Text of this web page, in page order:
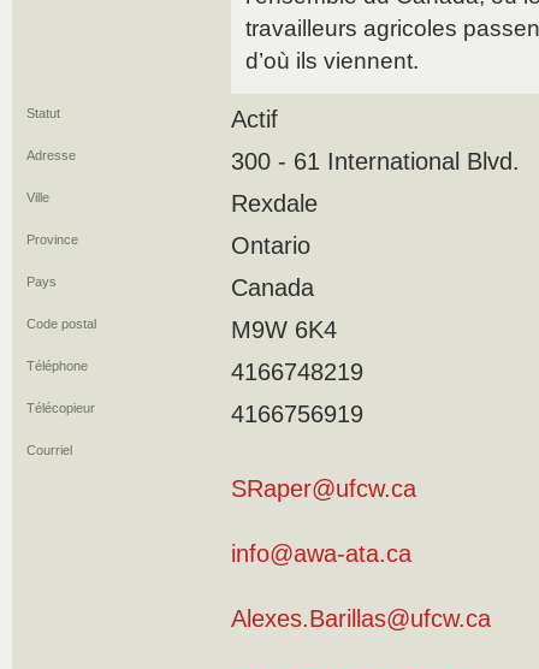
travailleurs agricoles
d’où ils viennent.
Statut Actif
Adresse 300 - 61 International Blvd.
Ville Rexdale
Province Ontario
Pays Canada
Code postal M9W 6K4
Téléphone 4166748219
Télécopieur 4166756919
Courriel
SRaper@ufcw.ca
info@awa-ata.ca
Alexes.Barillas@ufcw.ca